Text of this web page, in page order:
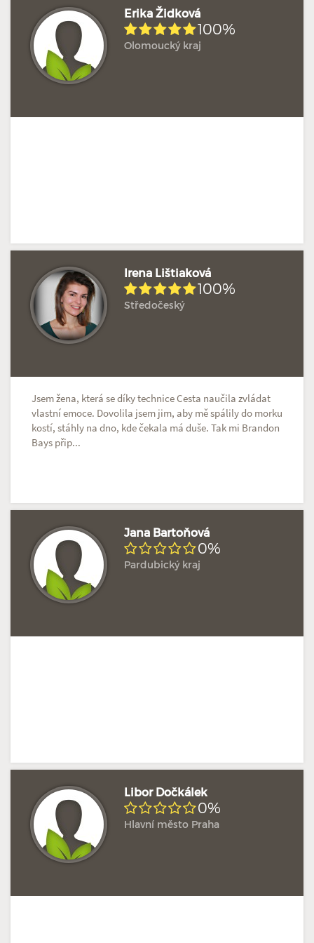
Erika Židková
100%
Olomoucký kraj
Irena Lištiaková
100%
Středočeský
Jsem žena, která se díky technice Cesta naučila zvládat
vlastní emoce. Dovolila jsem jim, aby mě spálily do morku
kostí, stáhly na dno, kde čekala má duše. Tak mi Brandon
Bays přip...
Jana Bartoňová
0%
Pardubický kraj
Doposud žádné hodnocení
Libor Dočkálek
0%
Hlavní město Praha
Doposud žádné hodnocení
Doposud žádné hodnocení